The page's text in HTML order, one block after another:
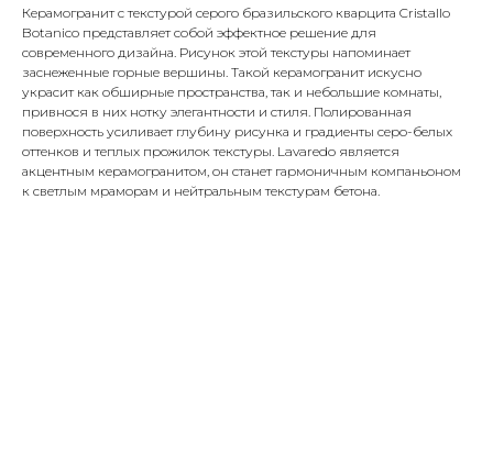
Керамогранит с текстурой серого бразильского кварцита Cristallo
Botanico представляет собой эффектное решение для
современного дизайна. Рисунок этой текстуры напоминает
заснеженные горные вершины. Такой керамогранит искусно
украсит как обширные пространства, так и небольшие комнаты,
привнося в них нотку элегантности и стиля. Полированная
поверхность усиливает глубину рисунка и градиенты серо-белых
оттенков и теплых прожилок текстуры. Lavaredo является
акцентным керамогранитом, он станет гармоничным компаньоном
к светлым мраморам и нейтральным текстурам бетона.